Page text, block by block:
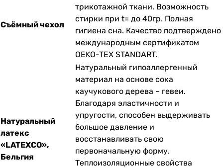
Съёмный чехол
трикотажной ткани. Возможность
стирки при t= до 40гр. Полная
гигиена сна. Качество подтверждено
международным сертификатом
OEKO-TEX STANDART.
Натуральный
латекс
«LATEXCO»,
Бельгия
Натуральный гипоаллергенный
материал на основе сока
каучукового дерева – гевеи.
Благодаря эластичности и
упругости, способен выдерживать
большое давление и
восстанавливать свою
первоначальную форму.
Теплоизоляционные свойства